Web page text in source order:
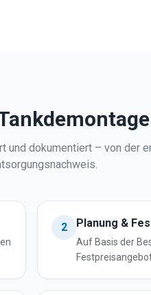
und dokumentiert – von der
2 Planung &
Auf Basis der